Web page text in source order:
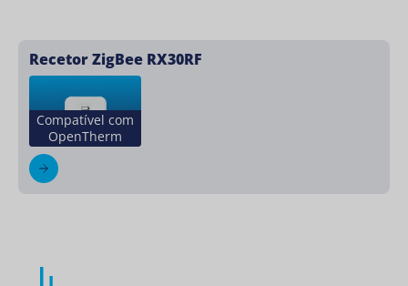
Recetor ZigBee RX30RF
Compatível com
OpenTherm